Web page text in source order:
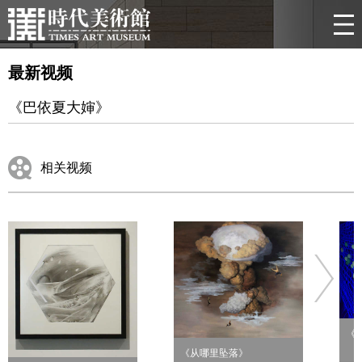
最新视频
《巴依夏大婶》
相关视频
《从哪里坠落》
《